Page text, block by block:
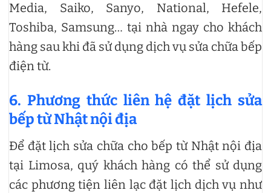
Media, Saiko, Sanyo, National, Hefele,
Toshiba, Samsung… tại nhà ngay cho khách
hàng sau khi đã sử dụng dịch vụ sửa chữa bếp
điện từ.
6. Phương thức liên hệ đặt lịch sửa
bếp từ Nhật nội địa
Để đặt lịch sửa chữa cho bếp từ Nhật nội địa
tại Limosa, quý khách hàng có thể sử dụng
các phương tiện liên lạc đặt lịch dịch vụ như